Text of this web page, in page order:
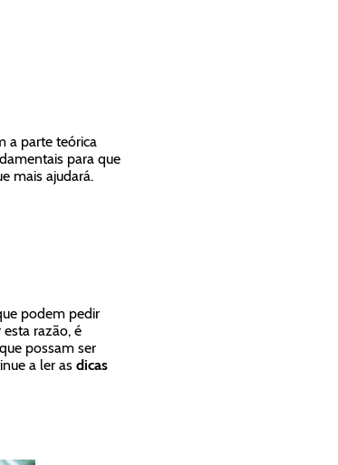
a parte teórica
para que
mais ajudará.
podem pedir
razão, é
possam ser
a ler as dicas